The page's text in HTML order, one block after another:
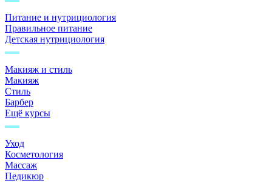
Питание и нутрициология
Правильное питание
Детская нутрициология
Макияж и стиль
Макияж
Стиль
Барбер
Ещё курсы
Уход
Косметология
Массаж
Педикюр